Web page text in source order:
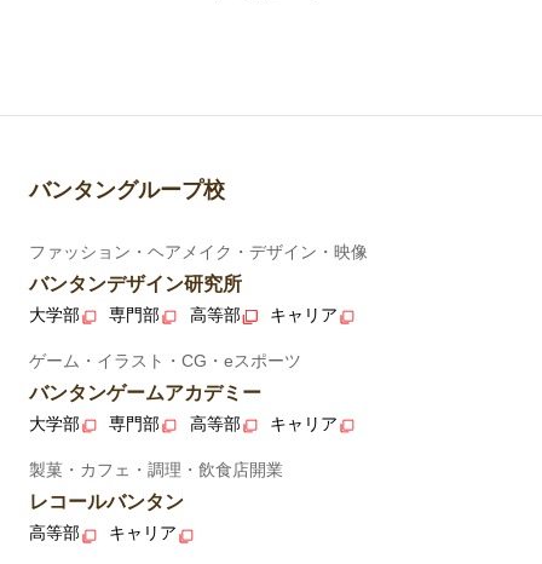
バンタングループ校
ファッション・ヘアメイク・デザイン・映像
バンタンデザイン研究所
大学部 専門部 高等部 キャリア
ゲーム・イラスト・CG・eスポーツ
バンタンゲームアカデミー
大学部 専門部 高等部 キャリア
製菓・カフェ・調理・飲食店開業
レコールバンタン
高等部 キャリア